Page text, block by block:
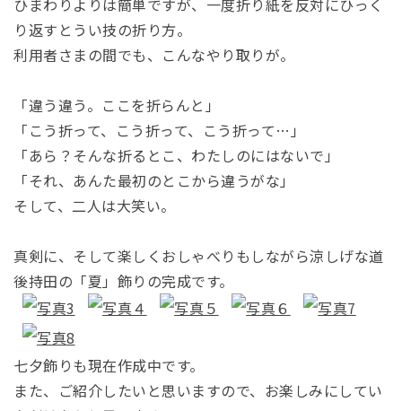
り返すとうい技の折り方。
利用者さまの間でも、こんなやり取りが。
「違う違う。ここを折らんと」
「こう折って、こう折って、こう折って…」
「あら？そんな折るとこ、わたしのにはないで」
「それ、あんた最初のとこから違うがな」
そして、二人は大笑い。
真剣に、そして楽しくおしゃべりもしながら涼しげな道
後持田の「夏」飾りの完成です。
七夕飾りも現在作成中です。
また、ご紹介したいと思いますので、お楽しみにしてい